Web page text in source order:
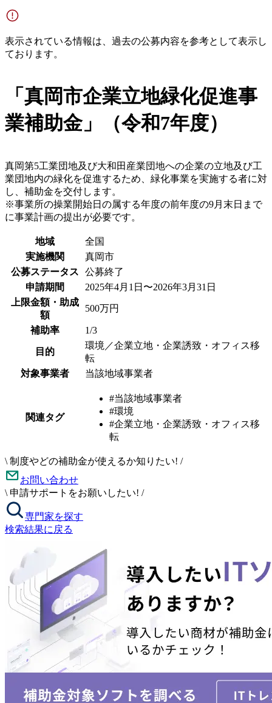
表示されている情報は、過去の公募内容を参考として表示し
ております。
「真岡市企業立地緑化促進事
業補助金」（令和7年度）
真岡第5工業団地及び大和田産業団地への企業の立地及び工
業団地内の緑化を促進するため、緑化事業を実施する者に対
し、補助金を交付します。
※事業所の操業開始日の属する年度の前年度の9月末日まで
に事業計画の提出が必要です。
地域
全国
実施機関
真岡市
公募ステータス
公募終了
申請期間
2025年4月1日〜2026年3月31日
上限金額・助成
額
500万円
補助率 1/3
目的
環境／企業立地・企業誘致・オフィス移
転
対象事業者
当該地域事業者
関連タグ
#当該地域事業者
#環境
#企業立地・企業誘致・オフィス移
転
\ 制度やどの補助金が使えるか知りたい! /
お問い合わせ
\ 申請サポートをお願いしたい! /
専門家を探す
検索結果に戻る